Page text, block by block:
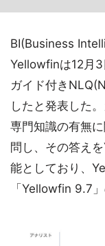
BI(Business
Yellowfinは12月3
ガイド付き
したと発表した
専門知識の有無
問し、その答え
能としており、
「Yellowfin 9.7